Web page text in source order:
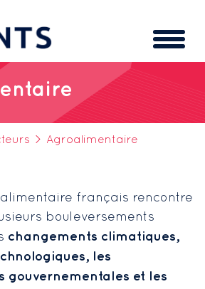
> Agroalimentaire
français rencontre
bouleversements
changements climatiques,
les
gouvernementales et les